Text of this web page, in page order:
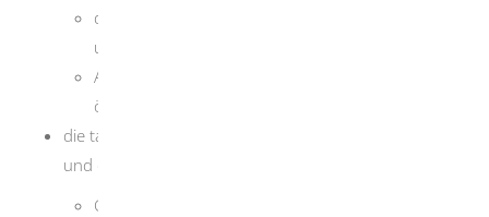
der abgabenrechtliche Zustand des Grundstücks
und
Art und Maß der baulichen Nutzung nach dem
öffentlichen Bau- und Planungsrecht
die tatsächlichen Eigenschaften des Grundstückes
und die sonstige Beschaffenheit
Grundstücksgröße